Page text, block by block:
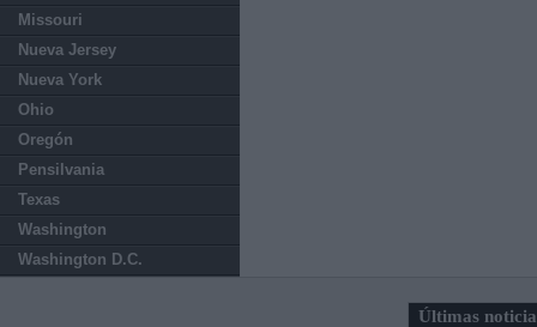
Missouri
Nueva Jersey
Nueva York
Ohio
Oregón
Pensilvania
Texas
Washington
Washington D.C.
Últimas